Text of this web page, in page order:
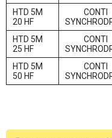
HTD 5M
20 HF
CONTI
HTD 5M
25 HF
CONTI
HTD 5M
50 HF
CONTI